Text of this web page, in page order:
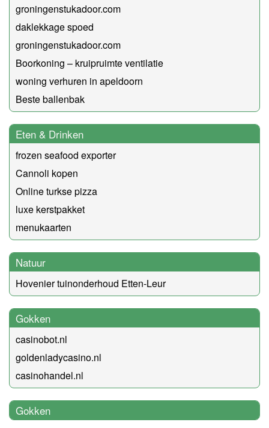
groningenstukadoor.com
daklekkage spoed
groningenstukadoor.com
Boorkoning – kruipruimte ventilatie
woning verhuren in apeldoorn
Beste ballenbak
Eten & Drinken
frozen seafood exporter
Cannoli kopen
Online turkse pizza
luxe kerstpakket
menukaarten
Natuur
Hovenier tuinonderhoud Etten-Leur
Gokken
casinobot.nl
goldenladycasino.nl
casinohandel.nl
Gokken